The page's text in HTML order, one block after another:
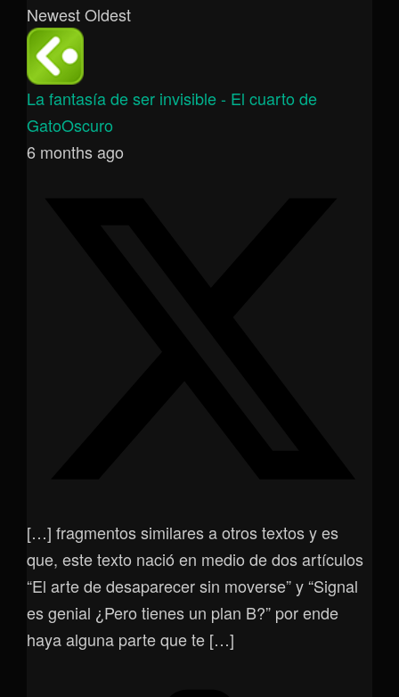
NewestOldest
La fantasía de ser invisible - El cuarto de
GatoOscuro
6 months ago
[…] fragmentos similares a otros textos y es
que, este texto nació en medio de dos artículos
“El arte de desaparecer sin moverse” y “Signal
es genial ¿Pero tienes un plan B?” por ende
haya alguna parte que te […]